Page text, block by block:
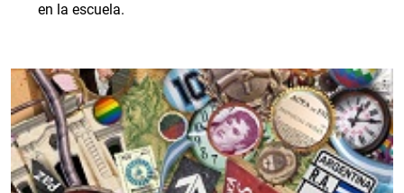
en la escuela.